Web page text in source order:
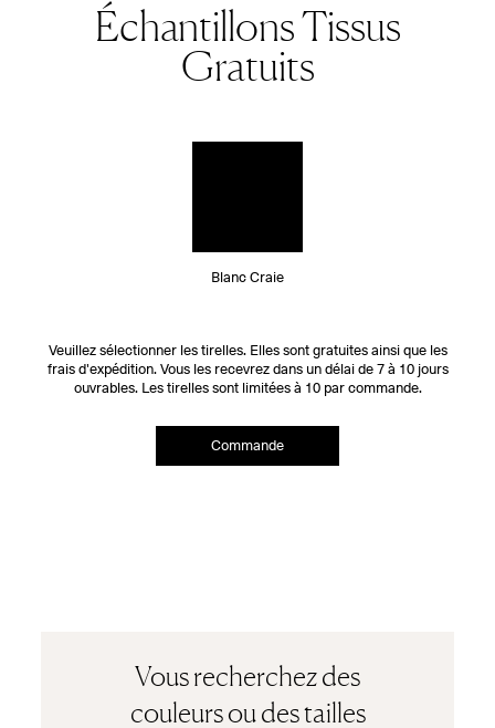
Échantillons Tissus
Gratuits
Blanc Craie
Veuillez sélectionner les tirelles. Elles sont gratuites ainsi que les
frais d'expédition. Vous les recevrez dans un délai de 7 à 10 jours
ouvrables. Les tirelles sont limitées à 10 par commande.
Commande
Vous recherchez des
couleurs ou des tailles